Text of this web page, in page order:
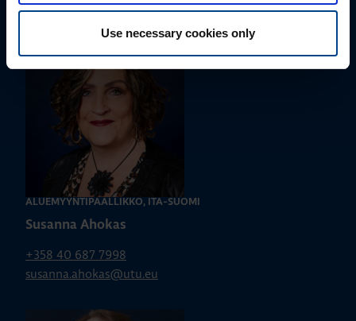
Use necessary cookies only
ALUEMYYNTIPÄÄLLIKKÖ, ITÄ-SUOMI
Susanna Ahokas
+358 40 687 7998
susanna.ahokas@utu.eu